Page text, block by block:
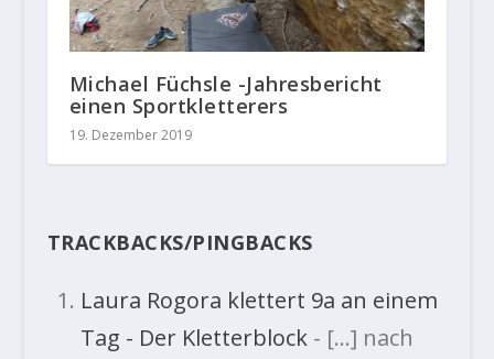
Michael Füchsle -Jahresbericht
einen Sportkletterers
19. Dezember 2019
TRACKBACKS/PINGBACKS
Laura Rogora klettert 9a an einem
Tag - Der Kletterblock- […] nach